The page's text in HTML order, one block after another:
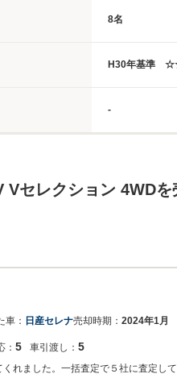
8名
H30年基準
-
セレクション 4WDを
車： 日産セレナ売却時期： 2024年1月
： 5 車引渡し： 5
れました。一括査定で５社に査定し